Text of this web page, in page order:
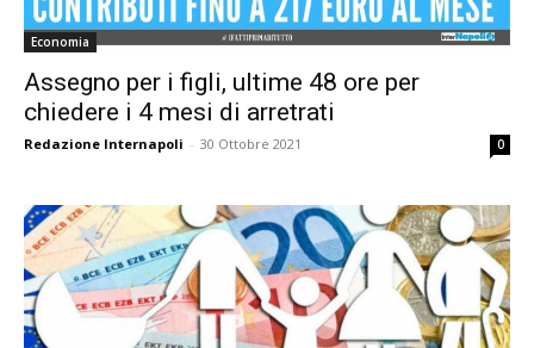
Economia
Assegno per i figli, ultime 48 ore per
chiedere i 4 mesi di arretrati
Redazione Internapoli - 30 Ottobre 2021 0